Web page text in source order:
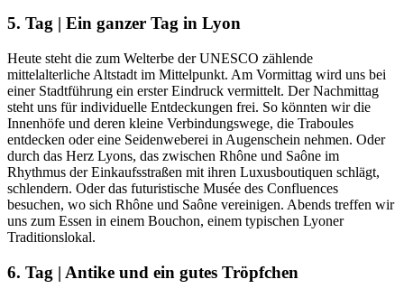
5. Tag | Ein ganzer Tag in Lyon
Heute steht die zum Welterbe der UNESCO zählende
mittelalterliche Altstadt im Mittelpunkt. Am Vormittag wird uns bei
einer Stadtführung ein erster Eindruck vermittelt. Der Nachmittag
steht uns für individuelle Entdeckungen frei. So könnten wir die
Innenhöfe und deren kleine Verbindungswege, die Traboules
entdecken oder eine Seidenweberei in Augenschein nehmen. Oder
durch das Herz Lyons, das zwischen Rhône und Saône im
Rhythmus der Einkaufsstraßen mit ihren Luxusboutiquen schlägt,
schlendern. Oder das futuristische Musée des Confluences
besuchen, wo sich Rhône und Saône vereinigen. Abends treffen wir
uns zum Essen in einem Bouchon, einem typischen Lyoner
Traditionslokal.
6. Tag | Antike und ein gutes Tröpfchen